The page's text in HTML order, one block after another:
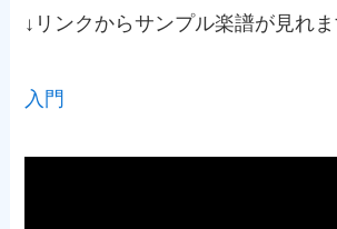
↓リンクからサンプル楽譜が見れま
入門